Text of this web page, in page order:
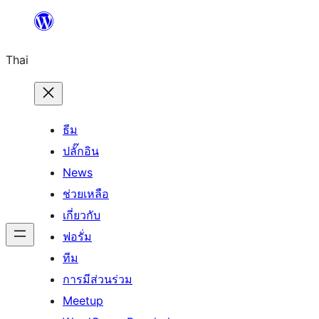
ยัง
เนื้อหา
Thai
ธีม
ปลั๊กอิน
News
ช่วยเหลือ
เกี่ยวกับ
ฟอรั่ม
ทีม
การมีส่วนร่วม
Meetup